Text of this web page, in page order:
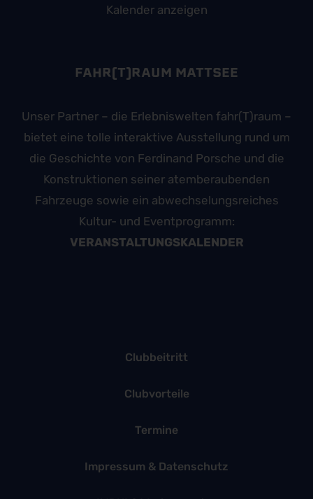
Kalender anzeigen
FAHR(T)RAUM MATTSEE
Unser Partner – die Erlebniswelten fahr(T)raum –
bietet eine tolle interaktive Ausstellung rund um
die Geschichte von Ferdinand Porsche und die
Konstruktionen seiner atemberaubenden
Fahrzeuge sowie ein abwechselungsreiches
Kultur- und Eventprogramm:
VERANSTALTUNGSKALENDER
Clubbeitritt
Clubvorteile
Termine
Impressum & Datenschutz